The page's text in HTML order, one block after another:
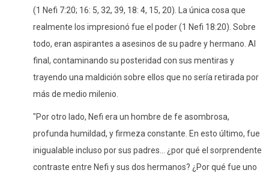
(1 Nefi 7:20; 16: 5, 32, 39, 18: 4, 15, 20). La única cosa que
realmente los impresionó fue el poder (1 Nefi 18:20). Sobre
todo, eran aspirantes a asesinos de su padre y hermano. Al
final, contaminando su posteridad con sus mentiras y
trayendo una maldición sobre ellos que no sería retirada por
más de medio milenio.
"Por otro lado, Nefi era un hombre de fe asombrosa,
profunda humildad, y firmeza constante. En esto último, fue
inigualable incluso por sus padres... ¿por qué el sorprendente
contraste entre Nefi y sus dos hermanos? ¿Por qué fue uno